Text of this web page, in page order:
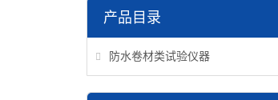
产品目录
防水卷材类试验仪器